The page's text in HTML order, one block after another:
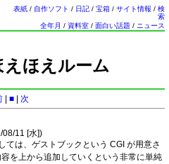
表紙 / 自作ソフト / 日記 / 宝箱 / サイト情報 / 検
索
全年月 / 資料室 / 面白い話題 / ニュース
ほえルーム
| ■| 次
08/11 [水])
は、ゲストブックという CGI が用意さ
を上から追加していくという非常に単純